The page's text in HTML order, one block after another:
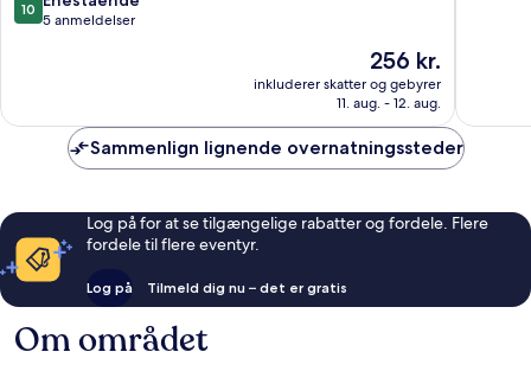
Beach
ud
anmeldelser
10
5 anmeldelser
Prisen
256 kr.
256 kr.
inkluderer skatter og gebyrer
11. aug. - 12. aug.
Sammenlign lignende overnatningssteder
Log på for at se tilgængelige rabatter og fordele. Flere
fordele til flere eventyr.
Log på Tilmeld dig nu – det er gratis
Om området